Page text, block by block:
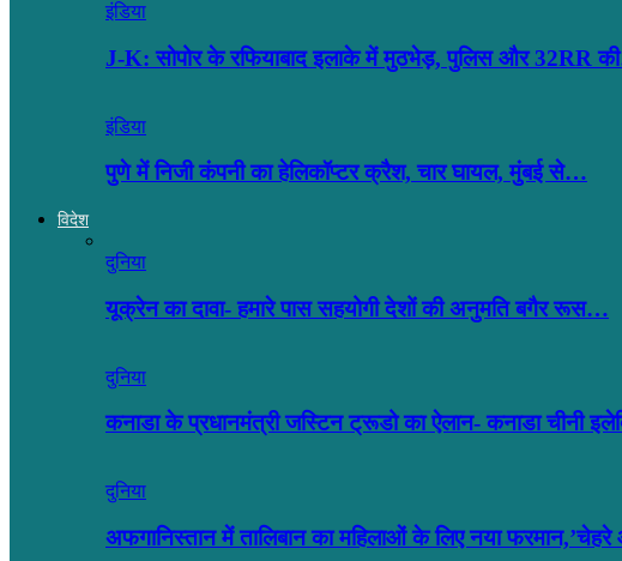
इंडिया
J-K: सोपोर के रफियाबाद इलाके में मुठभेड़, पुलिस और 32RR
इंडिया
पुणे में निजी कंपनी का हेलिकॉप्टर क्रैश, चार घायल, मुंबई से…
विदेश
दुनिया
यूक्रेन का दावा- हमारे पास सहयोगी देशों की अनुमति बगैर रूस…
दुनिया
कनाडा के प्रधानमंत्री जस्टिन ट्रूडो का ऐलान- कनाडा चीनी
दुनिया
अफगानिस्तान में तालिबान का महिलाओं के लिए नया